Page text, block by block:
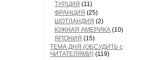
ТУРЦИЯ (11)
ФРАНЦИЯ (25)
ШОТЛАНДИЯ (2)
ЮЖНАЯ АМЕРИКА (10)
ЯПОНИЯ (15)
ТЕМА ДНЯ (ОБСУДИТЬ с
ЧИТАТЕЛЯМИ) (119)